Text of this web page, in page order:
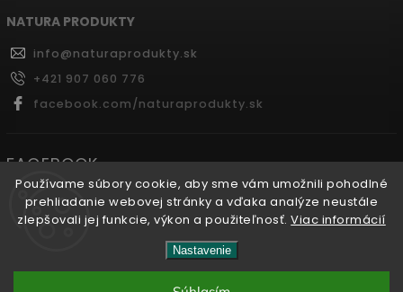
Používame súbory cookie, aby sme vám umožnili pohodlné
prehliadanie webovej stránky a vďaka analýze neustále
zlepšovali jej funkcie, výkon a použiteľnosť.Viac informácií
Nastavenie
NATURA PRODUKTY
info@naturaprodukty.sk
+421 907 060 776
facebook.com/naturaprodukty.sk
FACEBOOK
Naturaprodukty.sk
vyhradené.